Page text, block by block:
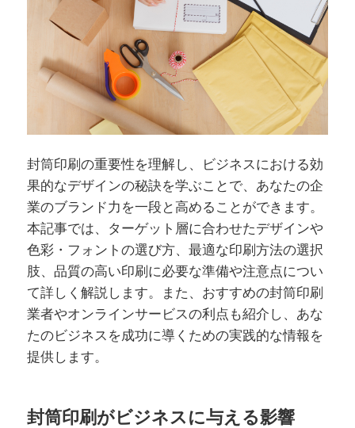
封筒印刷の重要性を理解し、ビジネスにおける効
果的なデザインの秘訣を学ぶことで、あなたの企
業のブランド力を一段と高めることができます。
本記事では、ターゲット層に合わせたデザインや
色彩・フォントの選び方、最適な印刷方法の選択
肢、品質の高い印刷に必要な準備や注意点につい
て詳しく解説します。また、おすすめの封筒印刷
業者やオンラインサービスの利点も紹介し、あな
たのビジネスを成功に導くための実践的な情報を
提供します。
封筒印刷がビジネスに与える影響